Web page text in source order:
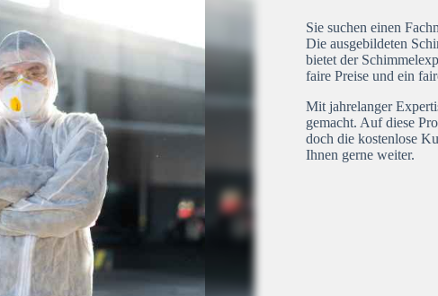
Sie suchen einen
Die ausgebildeten
bietet der
faire Preise und ein
Mit jahrelanger
gemacht. Auf diese
doch die kostenlose
Ihnen gerne weiter.